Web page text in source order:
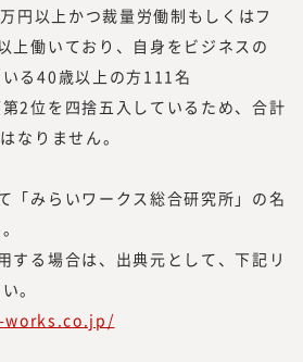
メッセージ
円以上かつ裁量労働制もしくはフ
上働いており、自身をビジネスの
いる40歳以上の方111名
2位を四捨五入しているため、合計
なりません。
みらいワークス総合研究所」の名
る場合は、出典元として、下記リ
。